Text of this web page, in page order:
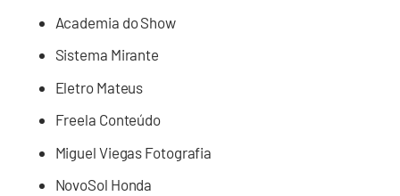
Academia do Show
Sistema Mirante
Eletro Mateus
Freela Conteúdo
Miguel Viegas Fotografia
NovoSol Honda